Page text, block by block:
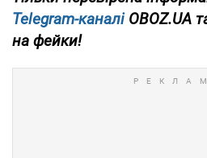
Telegram-каналіOBOZ.UA
на фейки!